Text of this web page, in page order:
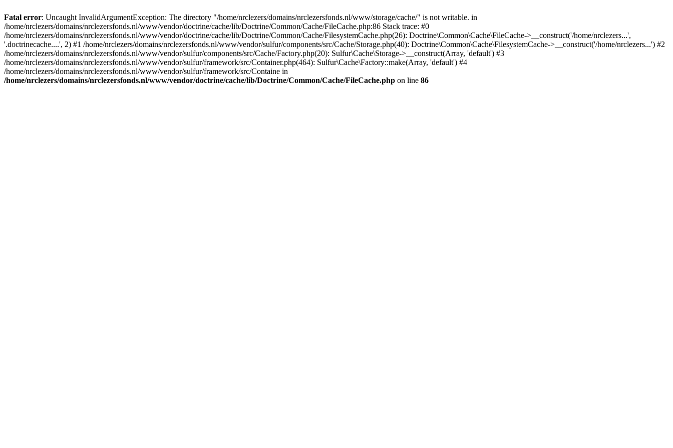
Fatal error: Uncaught InvalidArgumentException: The directory "/home/nrclezers/domains/nrclezersfonds.nl/www/storage/cache/" is not writable. in
/home/nrclezers/domains/nrclezersfonds.nl/www/vendor/doctrine/cache/lib/Doctrine/Common/Cache/FileCache.php:86 Stack trace: #0
/home/nrclezers/domains/nrclezersfonds.nl/www/vendor/doctrine/cache/lib/Doctrine/Common/Cache/FilesystemCache.php(26): Doctrine\Common\Cache\FileCache->__construct('/home/nrclezers...',
'.doctrinecache....', 2) #1 /home/nrclezers/domains/nrclezersfonds.nl/www/vendor/sulfur/components/src/Cache/Storage.php(40): Doctrine\Common\Cache\FilesystemCache->__construct('/home/nrclezers...') #2
/home/nrclezers/domains/nrclezersfonds.nl/www/vendor/sulfur/components/src/Cache/Factory.php(20): Sulfur\Cache\Storage->__construct(Array, 'default') #3
/home/nrclezers/domains/nrclezersfonds.nl/www/vendor/sulfur/framework/src/Container.php(464): Sulfur\Cache\Factory::make(Array, 'default') #4
/home/nrclezers/domains/nrclezersfonds.nl/www/vendor/sulfur/framework/src/Containe in
/home/nrclezers/domains/nrclezersfonds.nl/www/vendor/doctrine/cache/lib/Doctrine/Common/Cache/FileCache.php on line 86